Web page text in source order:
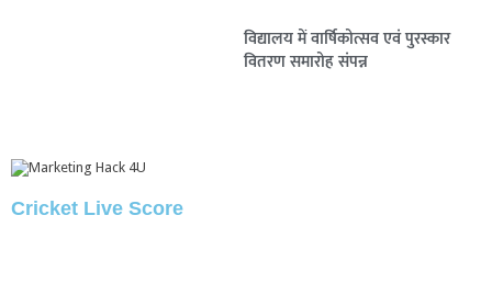
विद्यालय में वार्षिकोत्सव एवं पुरस्कार
वितरण समारोह संपन्न
Cricket Live Score